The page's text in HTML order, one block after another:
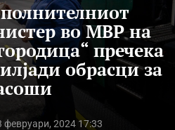
во МВР на
пречека
обрасци за
февруари, 2024 17:33